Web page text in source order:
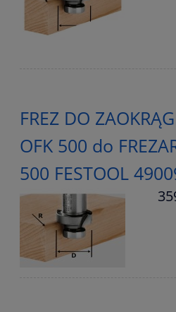
FREZ DO
OFK 500 do
500 FESTOOL